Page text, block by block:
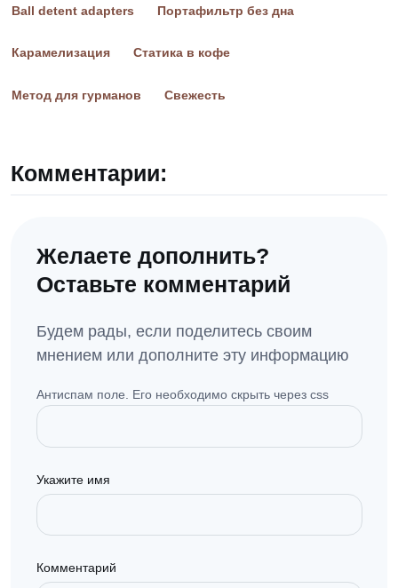
Ball detent adapters Портафильтр без дна
Карамелизация Статика в кофе
Метод для гурманов Свежесть
Комментарии:
Желаете дополнить?
Оставьте комментарий
Будем рады, если поделитесь своим
мнением или дополните эту информацию
Антиспам поле. Его необходимо скрыть через css
Укажите имя
Комментарий